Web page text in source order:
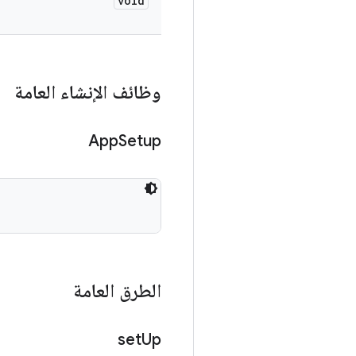
وظائف الإنشاء العامة
AppSetup
الطرق العامة
setUp